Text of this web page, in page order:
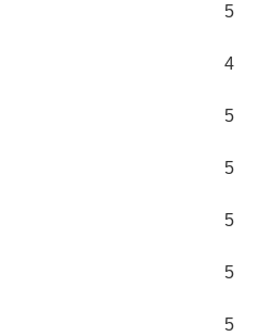
5
4
5
5
5
5
5